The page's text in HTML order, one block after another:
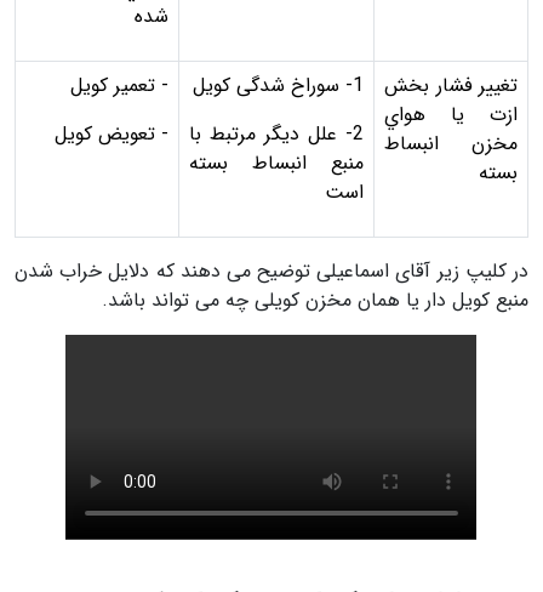
شده
تغيير فشار بخش
ازت يا هواي
مخزن انبساط
بسته
1- سوراخ شدگی كويل
2- علل دیگر مرتبط با
منبع انبساط بسته
است
- تعمير كويل
- تعويض كويل
در کلیپ زیر آقای اسماعیلی توضیح می دهند که دلایل خراب شدن
منبع کویل دار یا همان مخزن کویلی چه می تواند باشد.